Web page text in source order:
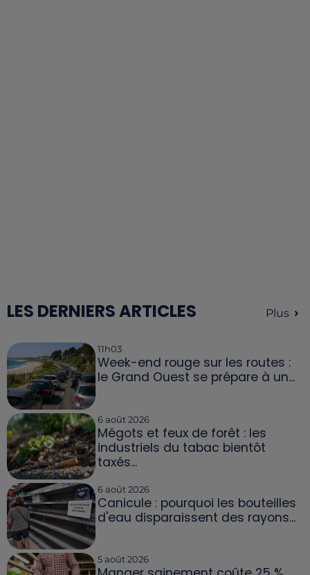
LES DERNIERS ARTICLES Plus
11h03
Week-end rouge sur les routes :
le Grand Ouest se prépare à un...
6 août 2026
Mégots et feux de forêt : les
industriels du tabac bientôt
taxés...
6 août 2026
Canicule : pourquoi les bouteilles
d'eau disparaissent des rayons...
5 août 2026